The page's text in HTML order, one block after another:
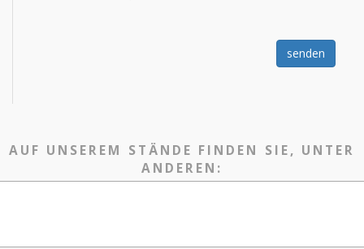
senden
AUF UNSEREM STÄNDE FINDEN SIE, UNTER
ANDEREN: